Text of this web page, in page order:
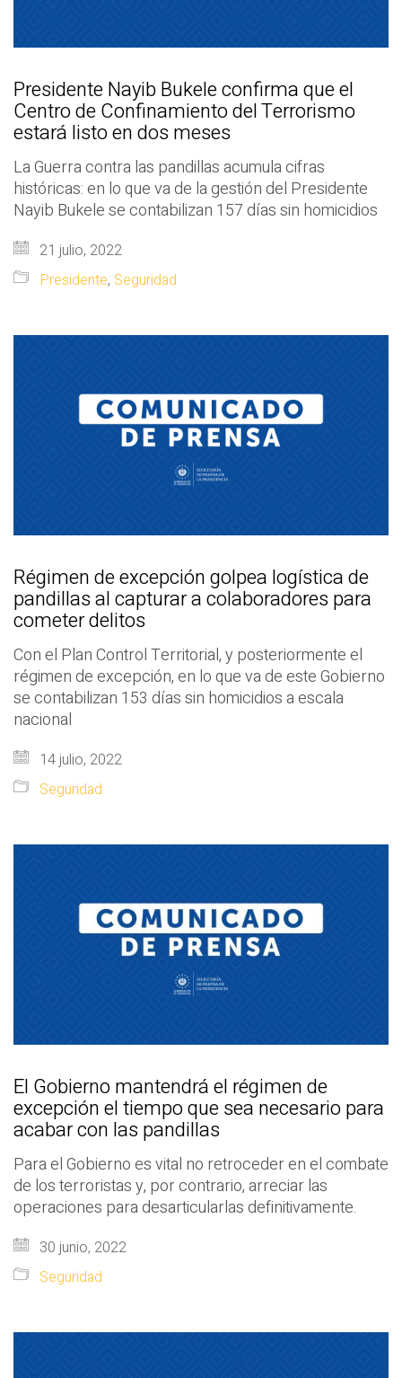
Presidente Nayib Bukele confirma que el
Centro de Confinamiento del Terrorismo
estará listo en dos meses
La Guerra contra las pandillas acumula cifras
históricas: en lo que va de la gestión del Presidente
Nayib Bukele se contabilizan 157 días sin homicidios
21 julio, 2022
Presidente, Seguridad
Régimen de excepción golpea logística de
pandillas al capturar a colaboradores para
cometer delitos
Con el Plan Control Territorial, y posteriormente el
régimen de excepción, en lo que va de este Gobierno
se contabilizan 153 días sin homicidios a escala
nacional
14 julio, 2022
Seguridad
El Gobierno mantendrá el régimen de
excepción el tiempo que sea necesario para
acabar con las pandillas
Para el Gobierno es vital no retroceder en el combate
de los terroristas y, por contrario, arreciar las
operaciones para desarticularlas definitivamente.
30 junio, 2022
Seguridad